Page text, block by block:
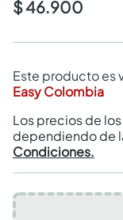
$ 46.900
Este producto es
Easy Colombia
Los precios de
dependiendo de
Condiciones.